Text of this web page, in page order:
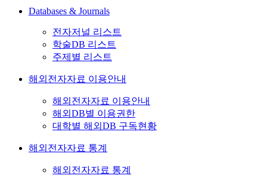
Databases & Journals
전자저널 리스트
학술DB 리스트
주제별 리스트
해외전자자료 이용안내
해외전자자료 이용안내
해외DB별 이용권한
대학별 해외DB 구독현황
해외전자자료 통계
해외전자자료 통계